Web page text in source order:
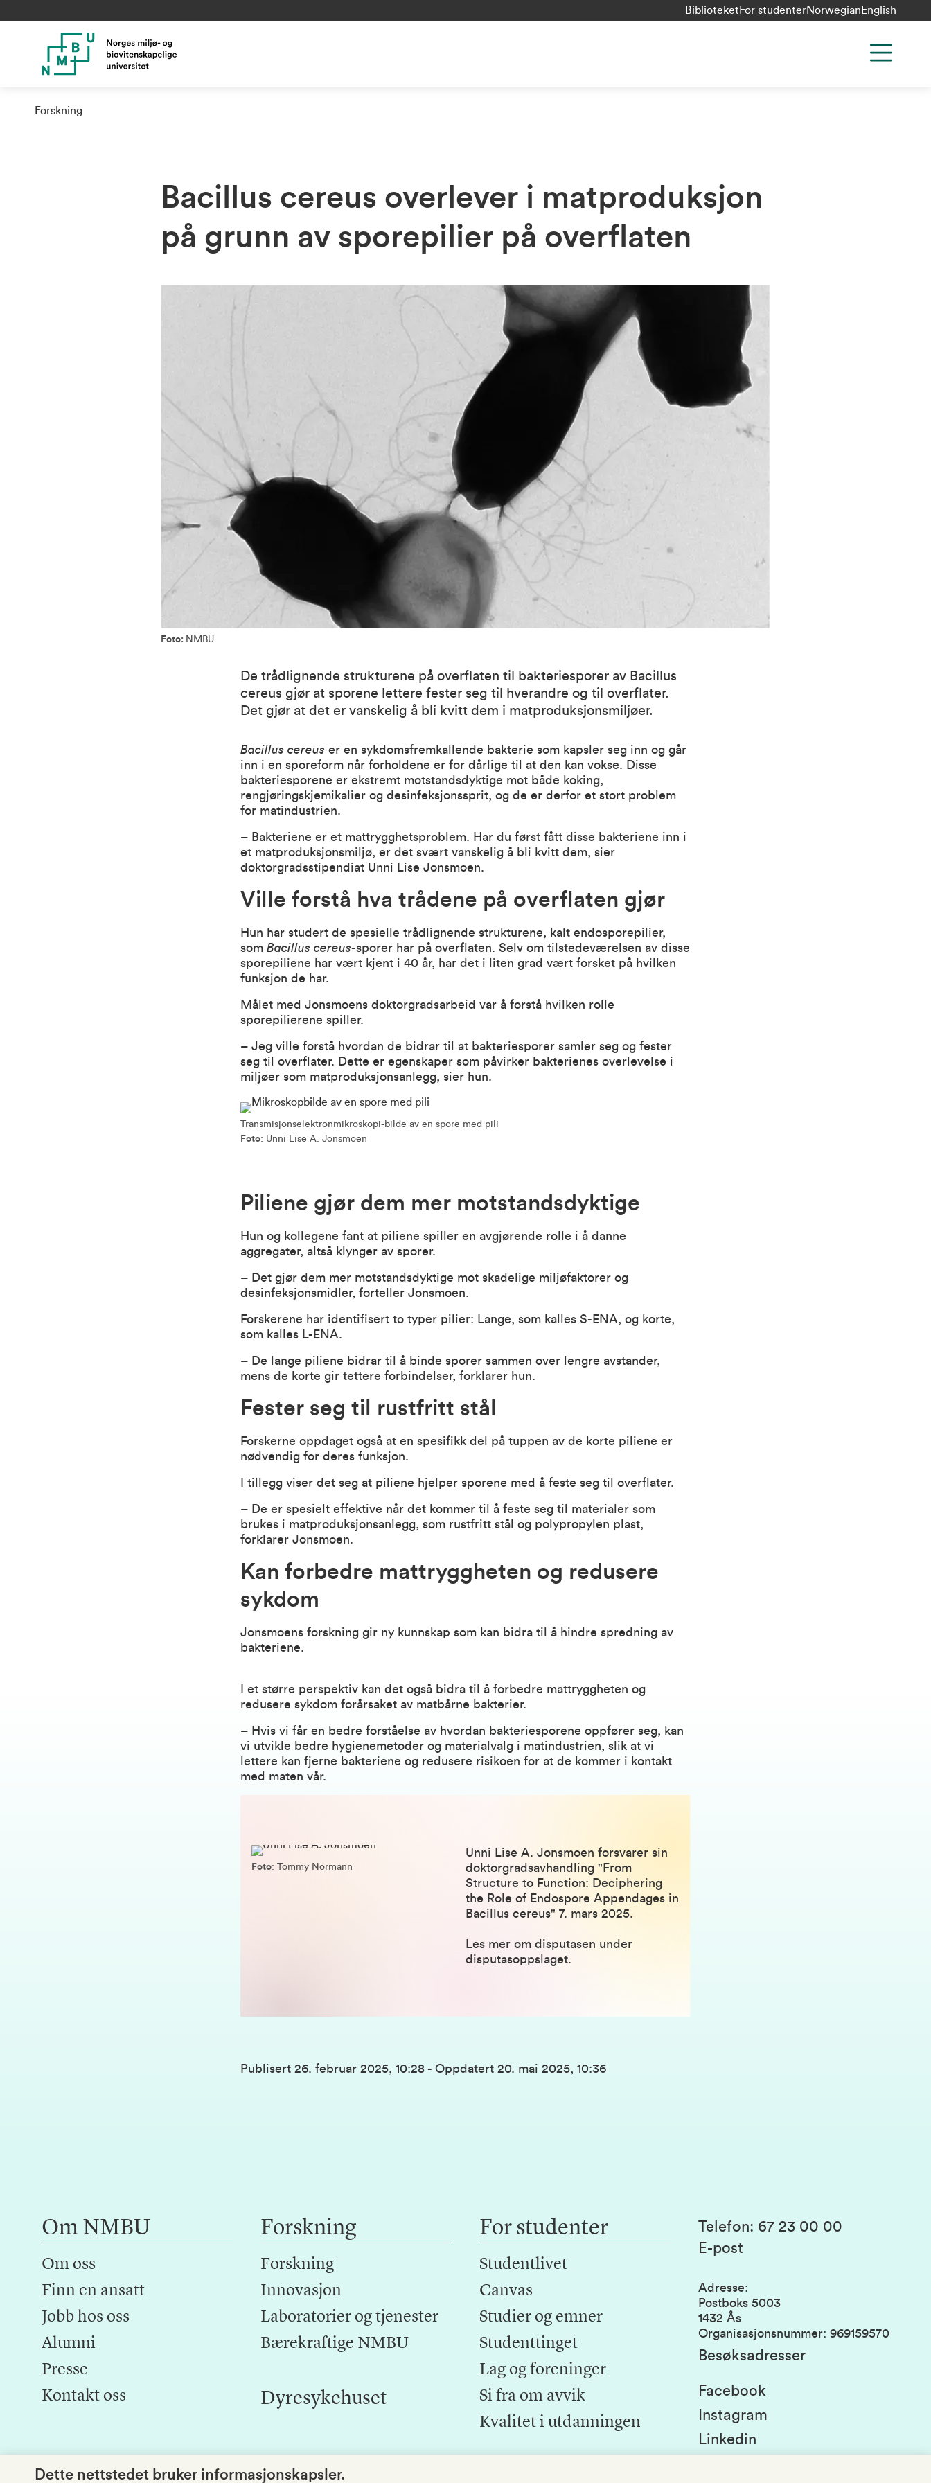
Biblioteket For studenterNorwegian English
Forskning
Bacillus cereus overlever i matproduksjon
på grunn av sporepilier på overflaten
Foto: NMBU
De trådlignende strukturene på overflaten til bakteriesporer av Bacillus
cereus gjør at sporene lettere fester seg til hverandre og til overflater.
Det gjør at det er vanskelig å bli kvitt dem i matproduksjonsmiljøer.
Bacillus cereus er en sykdomsfremkallende bakterie som kapsler seg inn og går
inn i en sporeform når forholdene er for dårlige til at den kan vokse. Disse
bakteriesporene er ekstremt motstandsdyktige mot både koking,
rengjøringskjemikalier og desinfeksjonssprit, og de er derfor et stort problem
for matindustrien.
– Bakteriene er et mattrygghetsproblem. Har du først fått disse bakteriene inn i
et matproduksjonsmiljø, er det svært vanskelig å bli kvitt dem, sier
doktorgradsstipendiat Unni Lise Jonsmoen.
Ville forstå hva trådene på overflaten gjør
Hun har studert de spesielle trådlignende strukturene, kalt endosporepilier,
som Bacillus cereus-sporer har på overflaten. Selv om tilstedeværelsen av disse
sporepiliene har vært kjent i 40 år, har det i liten grad vært forsket på hvilken
funksjon de har.
Målet med Jonsmoens doktorgradsarbeid var å forstå hvilken rolle
sporepilierene spiller.
– Jeg ville forstå hvordan de bidrar til at bakteriesporer samler seg og fester
seg til overflater. Dette er egenskaper som påvirker bakterienes overlevelse i
miljøer som matproduksjonsanlegg, sier hun.
Transmisjonselektronmikroskopi-bilde av en spore med pili
Foto: Unni Lise A. Jonsmoen
Piliene gjør dem mer motstandsdyktige
Hun og kollegene fant at piliene spiller en avgjørende rolle i å danne
aggregater, altså klynger av sporer.
– Det gjør dem mer motstandsdyktige mot skadelige miljøfaktorer og
desinfeksjonsmidler, forteller Jonsmoen.
Forskerene har identifisert to typer pilier: Lange, som kalles S-ENA, og korte,
som kalles L-ENA.
– De lange piliene bidrar til å binde sporer sammen over lengre avstander,
mens de korte gir tettere forbindelser, forklarer hun.
Fester seg til rustfritt stål
Forskerne oppdaget også at en spesifikk del på tuppen av de korte piliene er
nødvendig for deres funksjon.
I tillegg viser det seg at piliene hjelper sporene med å feste seg til overflater.
– De er spesielt effektive når det kommer til å feste seg til materialer som
brukes i matproduksjonsanlegg, som rustfritt stål og polypropylen plast,
forklarer Jonsmoen.
Kan forbedre mattryggheten og redusere
sykdom
Jonsmoens forskning gir ny kunnskap som kan bidra til å hindre spredning av
bakteriene.
I et større perspektiv kan det også bidra til å forbedre mattryggheten og
redusere sykdom forårsaket av matbårne bakterier.
– Hvis vi får en bedre forståelse av hvordan bakteriesporene oppfører seg, kan
vi utvikle bedre hygienemetoder og materialvalg i matindustrien, slik at vi
lettere kan fjerne bakteriene og redusere risikoen for at de kommer i kontakt
med maten vår.
Foto: Tommy Normann
Unni Lise A. Jonsmoen forsvarer sin
doktorgradsavhandling "From
Structure to Function: Deciphering
the Role of Endospore Appendages in
Bacillus cereus" 7. mars 2025.
Les mer om disputasen under
disputasoppslaget.
Publisert 26. februar 2025, 10:28 - Oppdatert 20. mai 2025, 10:36
Om NMBU
Om oss
Finn en ansatt
Jobb hos oss
Alumni
Presse
Kontakt oss
Forskning
Forskning
Innovasjon
Laboratorier og tjenester
Bærekraftige NMBU
Dyresykehuset
For studenter
Studentlivet
Canvas
Studier og emner
Studenttinget
Lag og foreninger
Si fra om avvik
Kvalitet i utdanningen
Telefon: 67 23 00 00
E-post
Adresse:
Postboks 5003
1432 Ås
Organisasjonsnummer: 969159570
Besøksadresser
Facebook
Instagram
Linkedin
Dette nettstedet bruker informasjonskapsler.